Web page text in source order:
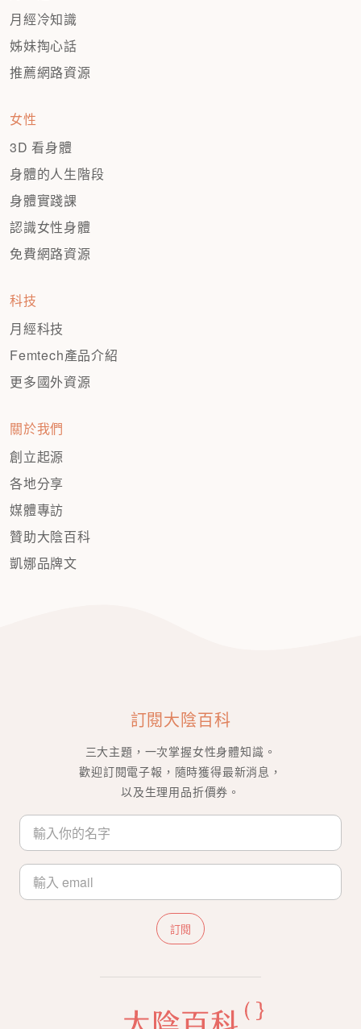
月經冷知識
姊妹掏心話
推薦網路資源
女性
3D 看身體
身體的人生階段
身體實踐課
認識女性身體
免費網路資源
科技
月經科技
Femtech產品介紹
更多國外資源
關於我們
創立起源
各地分享
媒體專訪
贊助大陰百科
凱娜品牌文
訂閱大陰百科
三大主題，一次掌握女性身體知識。
歡迎訂閱電子報，隨時獲得最新消息，
以及生理用品折價券。
訂閱